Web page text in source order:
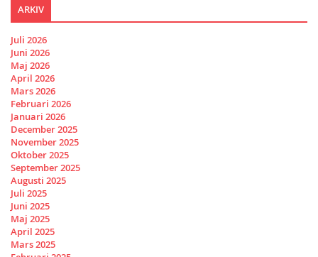
ARKIV
Juli 2026
Juni 2026
Maj 2026
April 2026
Mars 2026
Februari 2026
Januari 2026
December 2025
November 2025
Oktober 2025
September 2025
Augusti 2025
Juli 2025
Juni 2025
Maj 2025
April 2025
Mars 2025